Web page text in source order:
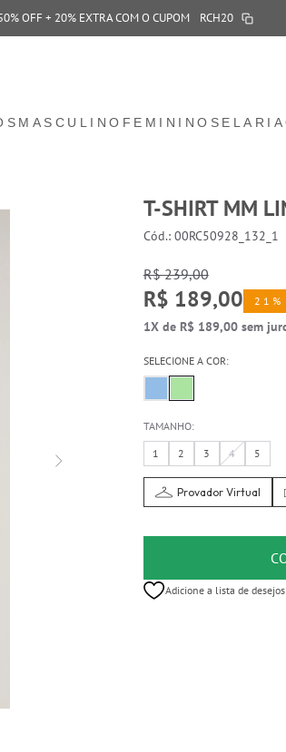
OFF + 20% EXTRA COM O CUPOM RCH20
MASCULINO FEMININO SELARIA
T-SHIRT MM
Cód.: 00RC50928_132_1
R$ 239,00
R$ 189,00 21%
1X de R$ 189,00 sem
SELECIONE A COR:
TAMANHO:
1
2 3 4 5
Provador Virtual
Adicione a lista de desejos